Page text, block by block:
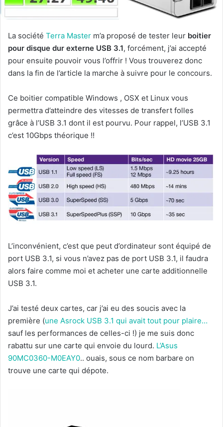
La société Terra Master m’a proposé de tester leur boitier
pour disque dur externe USB 3.1, forcément, j’ai accepté
pour ensuite pouvoir vous l’offrir ! Vous trouverez donc
dans la fin de l’article la marche à suivre pour le concours.
Ce boitier compatible Windows , OSX et Linux vous
permettra d’atteindre des vitesses de transfert folles
grâce à l’USB 3.1 dont il est pourvu. Pour rappel, l’USB 3.1
c’est 10Gbps théorique !!
L’inconvénient, c’est que peut d’ordinateur sont équipé de
port USB 3.1, si vous n’avez pas de port USB 3.1, il faudra
alors faire comme moi et acheter une carte additionnelle
USB 3.1.
J’ai testé deux cartes, car j’ai eu des soucis avec la
première (une Asrock USB 3.1 qui avait tout pour plaire…
sauf les performances de celles-ci !) je me suis donc
rabattu sur une carte qui envoie du lourd. L’Asus
90MC0360-M0EAY0.. ouais, sous ce nom barbare on
trouve une carte qui dépote.